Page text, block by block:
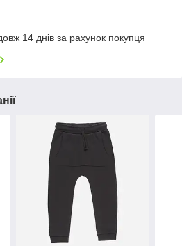
14 днів за рахунок покупця